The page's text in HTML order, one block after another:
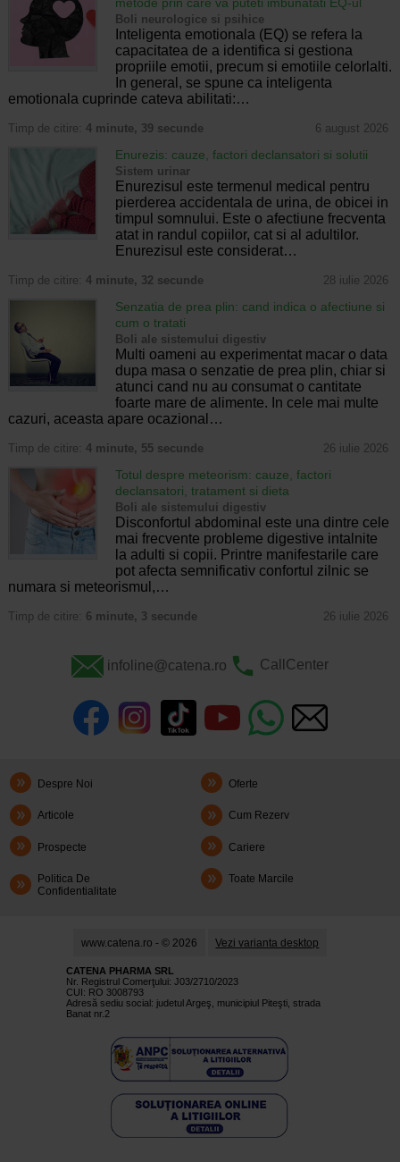
metode prin care va puteti imbunatati EQ-ul
Boli neurologice si psihice
Inteligenta emotionala (EQ) se refera la
capacitatea de a identifica si gestiona
propriile emotii, precum si emotiile celorlalti.
In general, se spune ca inteligenta
emotionala cuprinde cateva abilitati:…
Timp de citire: 4 minute, 39 secunde 6 august 2026
Enurezis: cauze, factori declansatori si solutii
Sistem urinar
Enurezisul este termenul medical pentru
pierderea accidentala de urina, de obicei in
timpul somnului. Este o afectiune frecventa
atat in randul copiilor, cat si al adultilor.
Enurezisul este considerat…
Timp de citire: 4 minute, 32 secunde 28 iulie 2026
Senzatia de prea plin: cand indica o afectiune si
cum o tratati
Boli ale sistemului digestiv
Multi oameni au experimentat macar o data
dupa masa o senzatie de prea plin, chiar si
atunci cand nu au consumat o cantitate
foarte mare de alimente. In cele mai multe
cazuri, aceasta apare ocazional…
Timp de citire: 4 minute, 55 secunde 26 iulie 2026
Totul despre meteorism: cauze, factori
declansatori, tratament si dieta
Boli ale sistemului digestiv
Disconfortul abdominal este una dintre cele
mai frecvente probleme digestive intalnite
la adulti si copii. Printre manifestarile care
pot afecta semnificativ confortul zilnic se
numara si meteorismul,…
Timp de citire: 6 minute, 3 secunde 26 iulie 2026
infoline@catena.ro CallCenter
Despre Noi Oferte
Articole Cum Rezerv
Prospecte Cariere
Politica De
Confidentialitate
Toate Marcile
www.catena.ro - © 2026 Vezi varianta desktop
CATENA PHARMA SRL
Nr. Registrul Comerţului: J03/2710/2023
CUI: RO 3008793
Adresă sediu social: judetul Argeş, municipiul Piteşti, strada
Banat nr.2